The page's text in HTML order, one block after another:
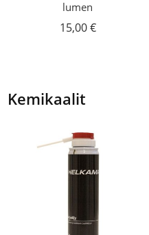
lumen
15,00€
Kemikaalit